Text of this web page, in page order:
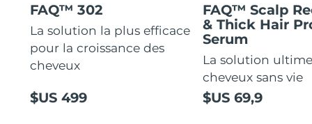
FAQ™ 302
La solution la plus efficace
pour la croissance des
cheveux
$US 499
FAQ™ Scalp
& Thick Hair
Serum
La solution
cheveux sans vie
$US 69,9